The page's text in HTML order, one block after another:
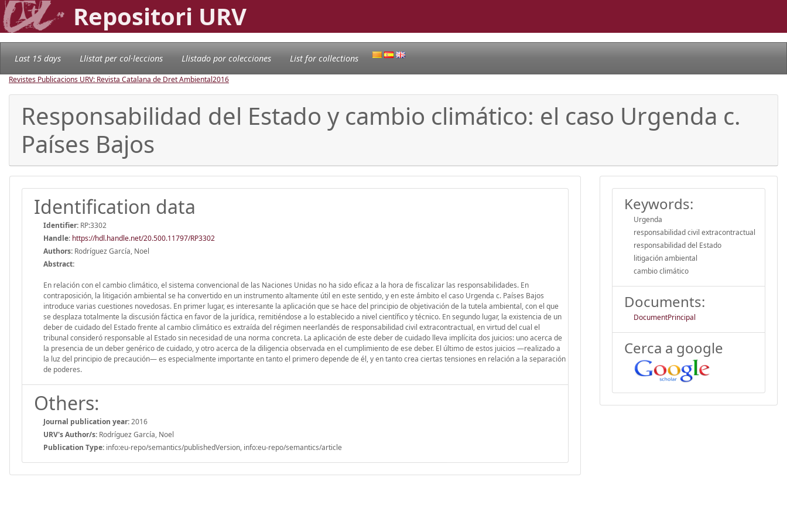
Repositori URV
Last 15 days Llistat per col·leccions Llistado por colecciones List for collections
Revistes Publicacions URV: Revista Catalana de Dret Ambiental2016
Responsabilidad del Estado y cambio climático: el caso Urgenda c.
Países Bajos
Identification data
Identifier: RP:3302
Handle: https://hdl.handle.net/20.500.11797/RP3302
Authors: Rodríguez García, Noel
Abstract:
En relación con el cambio climático, el sistema convencional de las Naciones Unidas no ha sido eficaz a la hora de fiscalizar las responsabilidades. En
contraposición, la litigación ambiental se ha convertido en un instrumento altamente útil en este sentido, y en este ámbito el caso Urgenda c. Países Bajos
introduce varias cuestiones novedosas. En primer lugar, es interesante la aplicación que se hace del principio de objetivación de la tutela ambiental, con el que
se desplaza totalmente la discusión fáctica en favor de la jurídica, remitiéndose a lo establecido a nivel científico y técnico. En segundo lugar, la existencia de un
deber de cuidado del Estado frente al cambio climático es extraída del régimen neerlandés de responsabilidad civil extracontractual, en virtud del cual el
tribunal consideró responsable al Estado sin necesidad de una norma concreta. La aplicación de este deber de cuidado lleva implícita dos juicios: uno acerca de
la presencia de un deber genérico de cuidado, y otro acerca de la diligencia observada en el cumplimiento de ese deber. El último de estos juicios —realizado a
la luz del principio de precaución— es especialmente importante en tanto el primero depende de él, y en tanto crea ciertas tensiones en relación a la separación
de poderes.
Others:
Journal publication year:2016
URV's Author/s: Rodríguez García, Noel
Publication Type: info:eu-repo/semantics/publishedVersion, info:eu-repo/semantics/article
Keywords:
Urgenda
responsabilidad civil extracontractual
responsabilidad del Estado
litigación ambiental
cambio climático
Documents:
DocumentPrincipal
Cerca a google